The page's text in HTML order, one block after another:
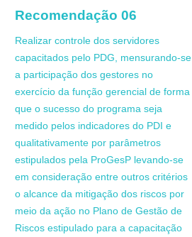
Recomendação 06
Realizar controle dos servidores
capacitados pelo PDG, mensurando-se
a participação dos gestores no
exercício da função gerencial de forma
que o sucesso do programa seja
medido pelos indicadores do PDI e
qualitativamente por parâmetros
estipulados pela ProGesP levando-se
em consideração entre outros critérios
o alcance da mitigação dos riscos por
meio da ação no Plano de Gestão de
Riscos estipulado para a capacitação